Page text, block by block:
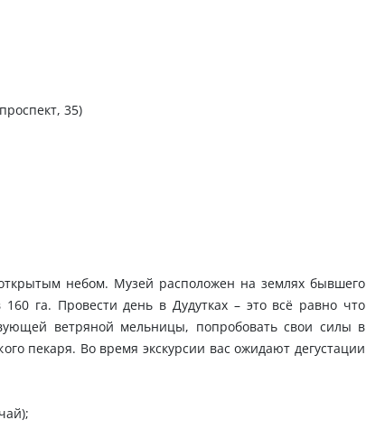
35)
небом. Музей расположен на землях бывшего
га. Провести день в Дудутках – это всё равно что
ветряной мельницы, попробовать свои силы в
пекаря. Во время экскурсии вас ожидают дегустации